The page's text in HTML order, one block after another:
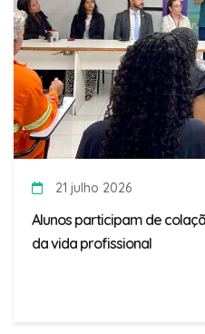
21 julho 2026
Alunos participam de
da vida profissional